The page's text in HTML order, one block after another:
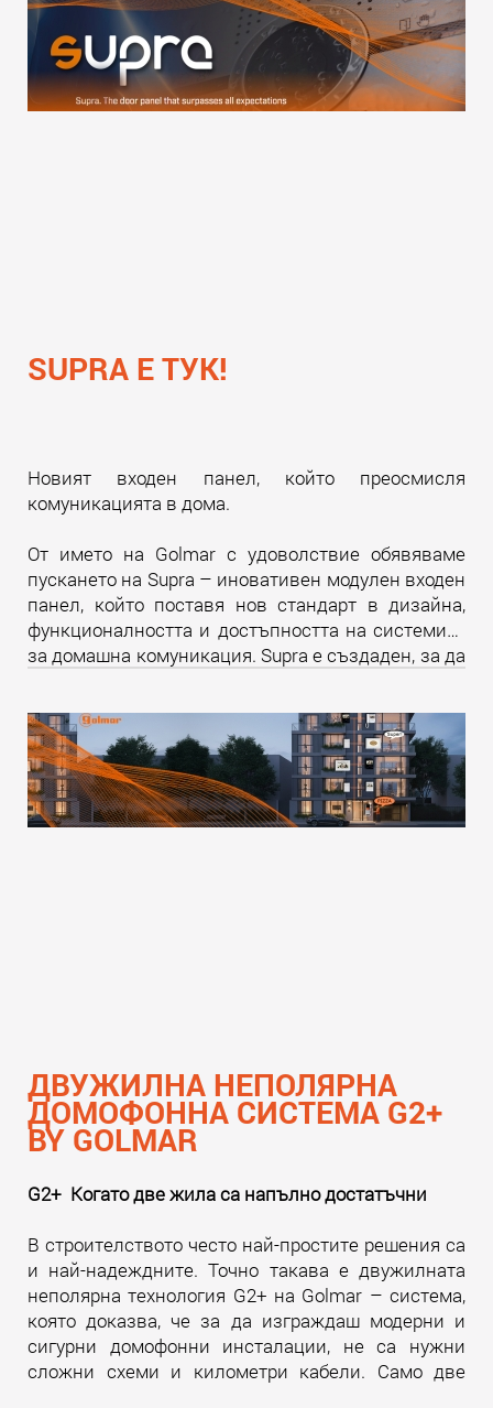
SUPRA Е ТУК!
Новият входен панел, който преосмисля
комуникацията в дома.
От името на Golmar с удоволствие обявяваме
пускането на Supra – иновативен модулен входен
панел, който поставя нов стандарт в дизайна,
функционалността и достъпността на системите
за домашна комуникация. Supra е създаден, за да
потребители, така и за професионалистите в
бранша.Прочети още
ДВУЖИЛНА НЕПОЛЯРНА
ДОМОФОННА СИСТЕМА G2+
BY GOLMAR
G2+ Когато две жила са напълно достатъчни
В строителството често най-простите решения са
и най-надеждните. Точно такава е двужилната
неполярна технология G2+ на Golmar – система,
която доказва, че за да изграждаш модерни и
сигурни домофонни инсталации, не са нужни
сложни схеми и километри кабели. Само две